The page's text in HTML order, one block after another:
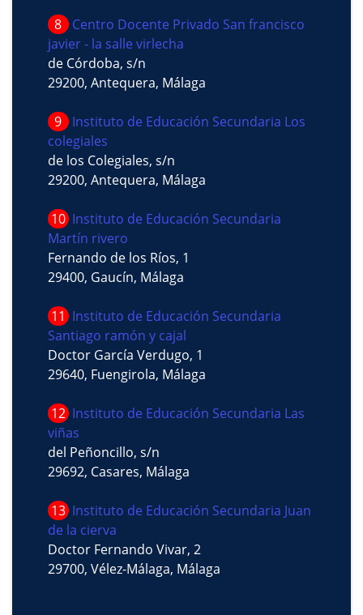
8
Centro Docente Privado San francisco
javier - la salle virlecha
de Córdoba, s/n
29200, Antequera, Málaga
9
Instituto de Educación Secundaria Los
colegiales
de los Colegiales, s/n
29200, Antequera, Málaga
10 Instituto de Educación Secundaria
Martín rivero
Fernando de los Ríos, 1
29400, Gaucín, Málaga
11 Instituto de Educación Secundaria
Santiago ramón y cajal
Doctor García Verdugo, 1
29640, Fuengirola, Málaga
12 Instituto de Educación Secundaria Las
viñas
del Peñoncillo, s/n
29692, Casares, Málaga
13 Instituto de Educación Secundaria Juan
de la cierva
Doctor Fernando Vivar, 2
29700, Vélez-Málaga, Málaga